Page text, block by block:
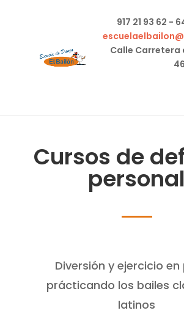
917 21 93 62 -
Calle Carretera
Cursos de
personal
Diversión y ejercicio en
prácticando los bailes
latinos